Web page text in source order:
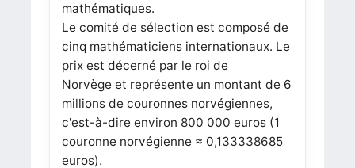
mathématiques.
Le comité de sélection est composé de
cinq mathématiciens internationaux. Le
prix est décerné par le roi de
Norvège et représente un montant de 6
millions de couronnes norvégiennes,
c'est-à-dire environ 800 000 euros (1
couronne norvégienne ≈ 0,133338685
euros).